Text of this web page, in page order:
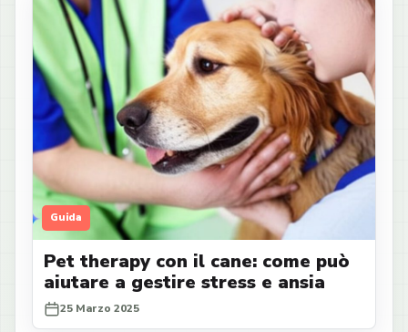
Guida
Pet therapy con il cane: come può
aiutare a gestire stress e ansia
25 Marzo 2025